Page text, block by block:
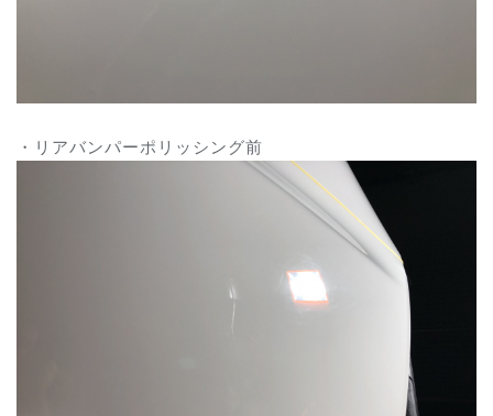
・リアバンパーポリッシング前